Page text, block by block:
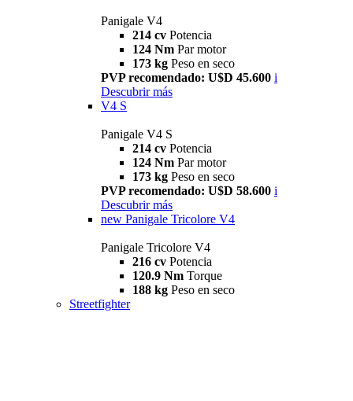
Panigale V4
214 cv Potencia
124 Nm Par motor
173 kg Peso en seco
PVP recomendado: U$D 45.600 i
Descubrir más
V4 S
Panigale V4 S
214 cv Potencia
124 Nm Par motor
173 kg Peso en seco
PVP recomendado: U$D 58.600 i
Descubrir más
new Panigale Tricolore V4
Panigale Tricolore V4
216 cv Potencia
120.9 Nm Torque
188 kg Peso en seco
Streetfighter